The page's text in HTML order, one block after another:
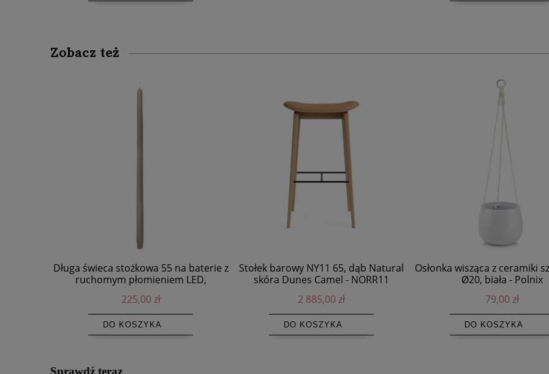
Zobacz też
Długa świeca stożkowa 55 na baterie z
ruchomym płomieniem LED,
225,00 zł
DO KOSZYKA
Stołek barowy NY11 65, dąb Natural
skóra Dunes Camel - NORR11
2 885,00 zł
DO KOSZYKA
Osłonka wisząca z ceramiki
Ø20, biała - Polnix
79,00 zł
DO KOSZYKA
Sprawdź teraz